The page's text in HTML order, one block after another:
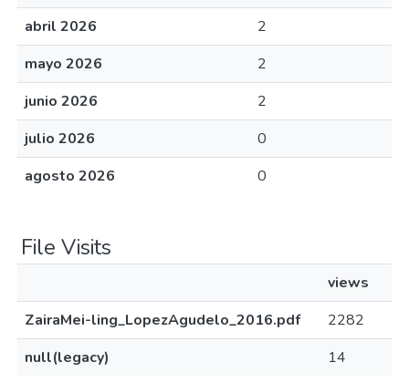
abril 2026
2
mayo 2026
2
junio 2026
2
julio 2026
0
agosto 2026
0
File Visits
views
ZairaMei-ling_LopezAgudelo_2016.pdf
2282
null(legacy)
14